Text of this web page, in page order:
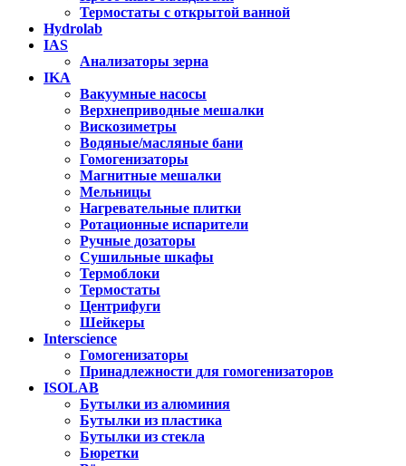
Термостаты с открытой ванной
Hydrolab
IAS
Анализаторы зерна
IKA
Вакуумные насосы
Верхнеприводные мешалки
Вискозиметры
Водяные/масляные бани
Гомогенизаторы
Магнитные мешалки
Мельницы
Нагревательные плитки
Ротационные испарители
Ручные дозаторы
Сушильные шкафы
Термоблоки
Термостаты
Центрифуги
Шейкеры
Interscience
Гомогенизаторы
Принадлежности для гомогенизаторов
ISOLAB
Бутылки из алюминия
Бутылки из пластика
Бутылки из стекла
Бюретки